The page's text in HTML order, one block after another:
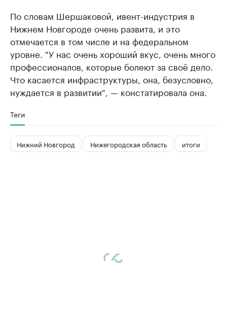
По словам Шершаковой, ивент-индустрия в
Нижнем Новгороде очень развита, и это
отмечается в том числе и на федеральном
уровне. "У нас очень хороший вкус, очень много
профессионалов, которые болеют за своё дело.
Что касается инфраструктуры, она, безусловно,
нуждается в развитии", — констатировала она.
Теги
Нижний Новгород Нижегородская область итоги